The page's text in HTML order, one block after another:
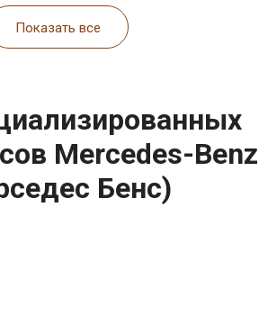
Показать все
Mercedes-Benz
Бенс)